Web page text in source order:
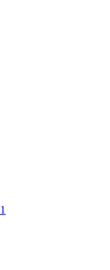
1